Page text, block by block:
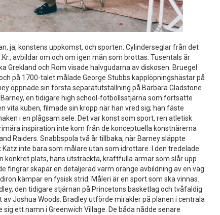
ja, konstens uppkomst, och sporten. Cylinderseglar från det
avbildar om och om igen män som brottas. Tusentals år
och Rom visade halvgudarna av diskosen. Bruegel
på 1700-talet målade George Stubbs kapplöpningshästar på
öppnade sin första separatutställning på Barbara Gladstone
en tidigare high school-fotbollsstjärna som fortsatte
vita kuben, filmade sin kropp när han vred sig; han fäste
i en plågsam sele. Det var konst som sport, ren atletisk
inspiration inte kom från de ​​konceptuella konstnärerna
Raiders. Snabbspola två år tillbaka, när Barney släppte
inte bara som målare utan som idrottare. I den tredelade
konkret plats, hans utsträckta, kraftfulla armar som slår upp
fingrar skapar en detaljerad varm orange avbildning av en väg
kämpar en fysisk strid. Måleri är en sport som ska vinnas.
den tidigare stjärnan på Princetons basketlag och tvåfaldig
Joshua Woods. Bradley utförde mirakler på planen i centrala
ett namn i Greenwich Village. De båda nådde senare